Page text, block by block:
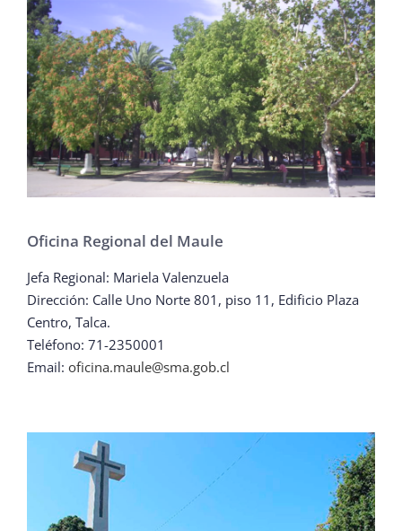
Oficina Regional del Maule
Jefa Regional: Mariela Valenzuela
Dirección: Calle Uno Norte 801, piso 11, Edificio Plaza
Centro, Talca.
Teléfono: 71-2350001
Email: oficina.maule@sma.gob.cl